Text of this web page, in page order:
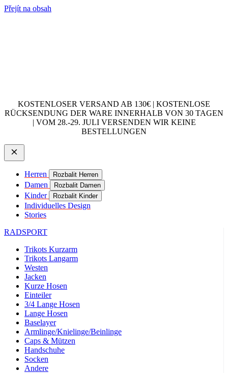
Přejít na obsah
KOSTENLOSER VERSAND AB 130€ | KOSTENLOSE
RÜCKSENDUNG DER WARE INNERHALB VON 30 TAGEN
| VOM 28.-29. JULI VERSENDEN WIR KEINE
BESTELLUNGEN
Herren Rozbalit Herren
Damen Rozbalit Damen
Kinder Rozbalit Kinder
Individuelles Design
Stories
RADSPORT
Trikots Kurzarm
Trikots Langarm
Westen
Jacken
Kurze Hosen
Einteiler
3/4 Lange Hosen
Lange Hosen
Baselayer
Armlinge/Knielinge/Beinlinge
Caps & Mützen
Handschuhe
Socken
Andere